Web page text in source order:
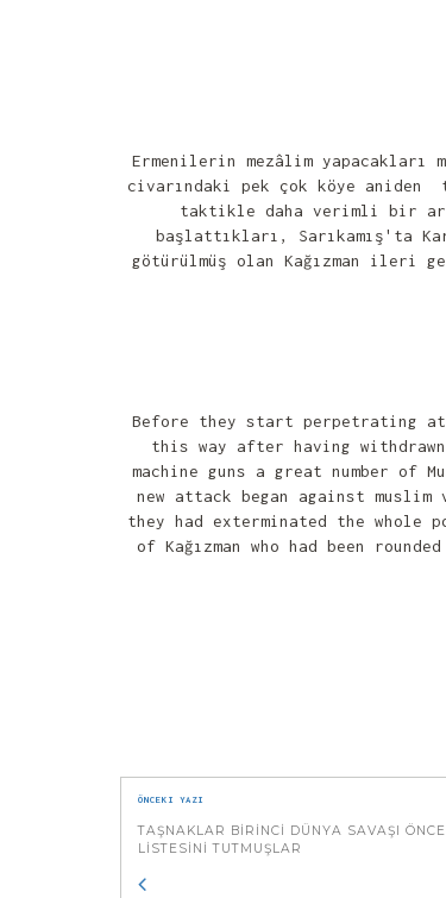
Ermenilerin mezâlim
civarındaki pek çok köye
taktikle daha verimli bir
başlattıkları, Sarıkamış'ta
götürülmüş olan Kağızman ileri
Before they start perpetrating
this way after having
machine guns a great number of
new attack began against
they had exterminated the
of Kağızman who had been
ÖNCEKI YAZI
TAŞNAKLAR BIRINCI DÜNYA SAVAŞI
LISTESINI TUTMUŞLAR